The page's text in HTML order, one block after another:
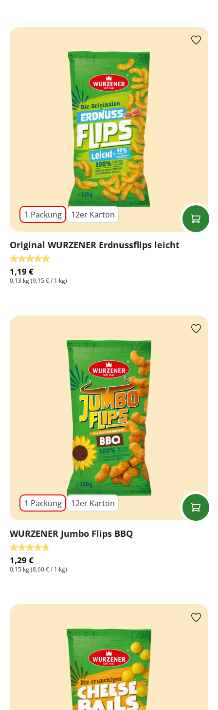
1 Packung 12er Karton
Original WURZENER Erdnussflips leicht
Durchschnittliche Bewertung von 5 von 5 Sternen
1,19 €
0,13 kg(9,15 € / 1 kg)
1 Packung 12er Karton
WURZENER Jumbo Flips BBQ
Durchschnittliche Bewertung von 4.75 von 5 Sternen
1,29 €
0,15 kg(8,60 € / 1 kg)